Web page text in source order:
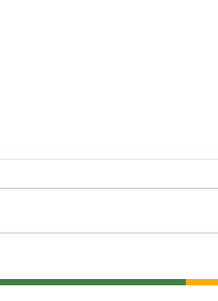
avança à final do Fi